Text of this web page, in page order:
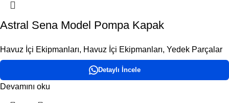
Astral Sena Model Pompa Kapak
Havuz İçi Ekipmanları, Havuz İçi Ekipmanları, Yedek Parçalar
Detaylı İncele
Devamını oku